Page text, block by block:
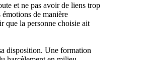
et ne pas avoir de liens trop
de manière
que la personne choisie ait
disposition. Une formation